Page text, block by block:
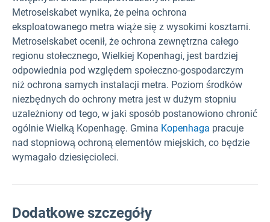
Metroselskabet wynika, że pełna ochrona
eksploatowanego metra wiąże się z wysokimi kosztami.
Metroselskabet ocenił, że ochrona zewnętrzna całego
regionu stołecznego, Wielkiej Kopenhagi, jest bardziej
odpowiednia pod względem społeczno-gospodarczym
niż ochrona samych instalacji metra. Poziom środków
niezbędnych do ochrony metra jest w dużym stopniu
uzależniony od tego, w jaki sposób postanowiono chronić
ogólnie Wielką Kopenhagę. Gmina Kopenhaga pracuje
nad stopniową ochroną elementów miejskich, co będzie
wymagało dziesięcioleci.
Dodatkowe szczegóły